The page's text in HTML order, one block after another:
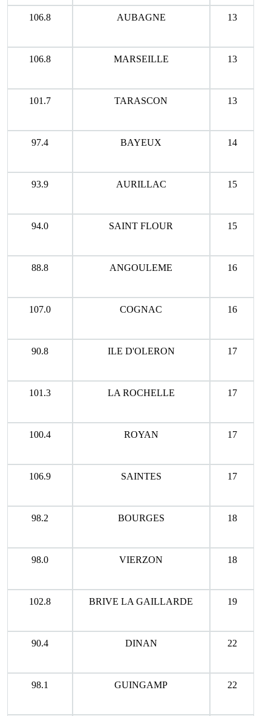
106.8 AUBAGNE 13
106.8 MARSEILLE 13
101.7 TARASCON 13
97.4 BAYEUX 14
93.9 AURILLAC 15
94.0 SAINT FLOUR 15
88.8 ANGOULEME 16
107.0 COGNAC 16
90.8 ILE D'OLERON 17
101.3 LA ROCHELLE 17
100.4 ROYAN 17
106.9 SAINTES 17
98.2 BOURGES 18
98.0 VIERZON 18
102.8 BRIVE LA GAILLARDE 19
90.4 DINAN 22
98.1 GUINGAMP 22